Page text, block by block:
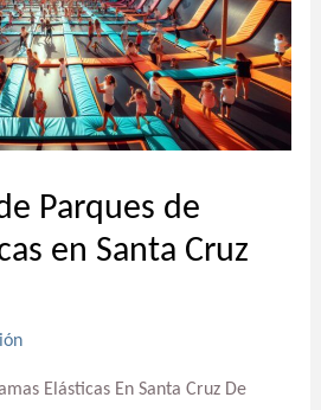
Parques de
en Santa Cruz
Elásticas En Santa Cruz De